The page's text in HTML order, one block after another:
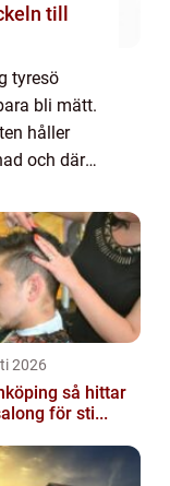
tyresö
bli mätt.
håller
och där
Tyresö...
2026
så hittar
för sti...